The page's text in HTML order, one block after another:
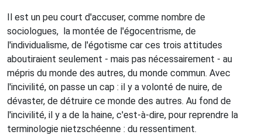
Il est un peu court d'accuser, comme nombre de
sociologues, la montée de l'égocentrisme, de
l'individualisme, de l'égotisme car ces trois attitudes
aboutiraient seulement - mais pas nécessairement - au
mépris du monde des autres, du monde commun. Avec
l'incivilité, on passe un cap : il y a volonté de nuire, de
dévaster, de détruire ce monde des autres. Au fond de
l'incivilité, il y a de la haine, c'est-à-dire, pour reprendre la
terminologie nietzschéenne : du ressentiment.